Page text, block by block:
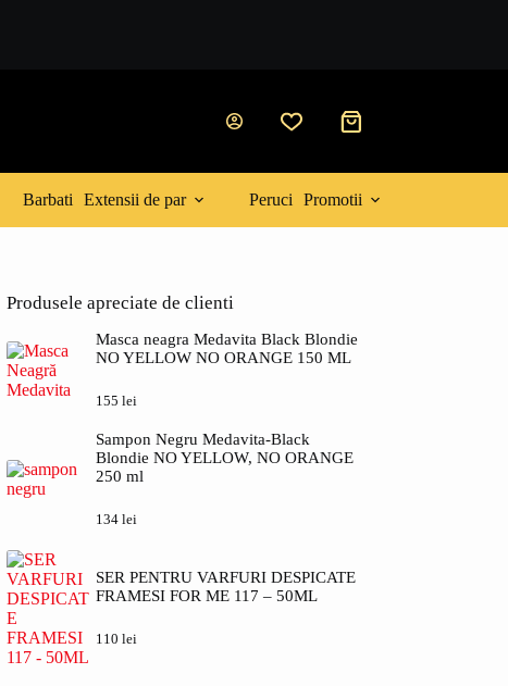
Coș
Barbati Extensii de par Peruci Promotii
Produsele apreciate de clienti
Masca neagra Medavita Black Blondie
NO YELLOW NO ORANGE 150 ML
155 lei
Sampon Negru Medavita-Black
Blondie NO YELLOW, NO ORANGE
250 ml
134 lei
SER PENTRU VARFURI DESPICATE
FRAMESI FOR ME 117 – 50ML
110 lei